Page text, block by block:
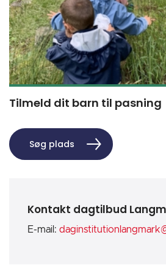
Tilmeld dit barn til pasning
Søg plads
Kontakt dagtilbud
E-mail: